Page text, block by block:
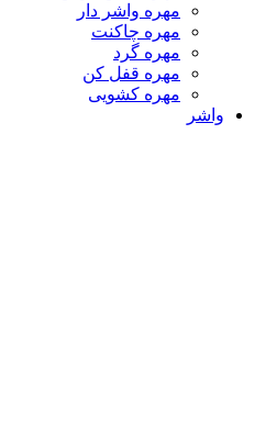
مهره واشر دار
مهره چاکنت
مهره گرد
مهره قفل کن
مهره کشویی
واشر